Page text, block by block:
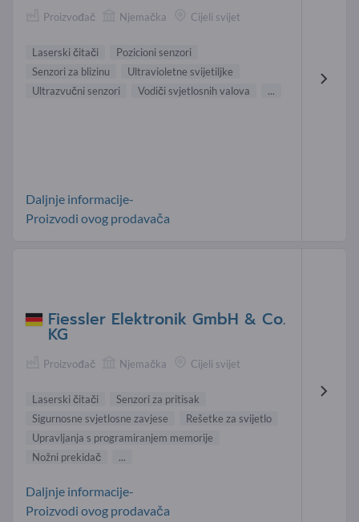
Proizvođač Njemačka Cijeli svijet
Laserski čitači
Pozicioni senzori
Senzori za blizinu
Ultravioletne svijetiljke
Ultrazvučni senzori
Vodiči svjetlosnih valova ...
Daljnje informacije-
Proizvodi ovog prodavača
Fiessler Elektronik GmbH & Co.
KG
Proizvođač Njemačka Cijeli svijet
Laserski čitači
Senzori za pritisak
Sigurnosne svjetlosne zavjese
Rešetke za svijetlo
Upravljanja s programiranjem memorije
Nožni prekidač
...
Daljnje informacije-
Proizvodi ovog prodavača